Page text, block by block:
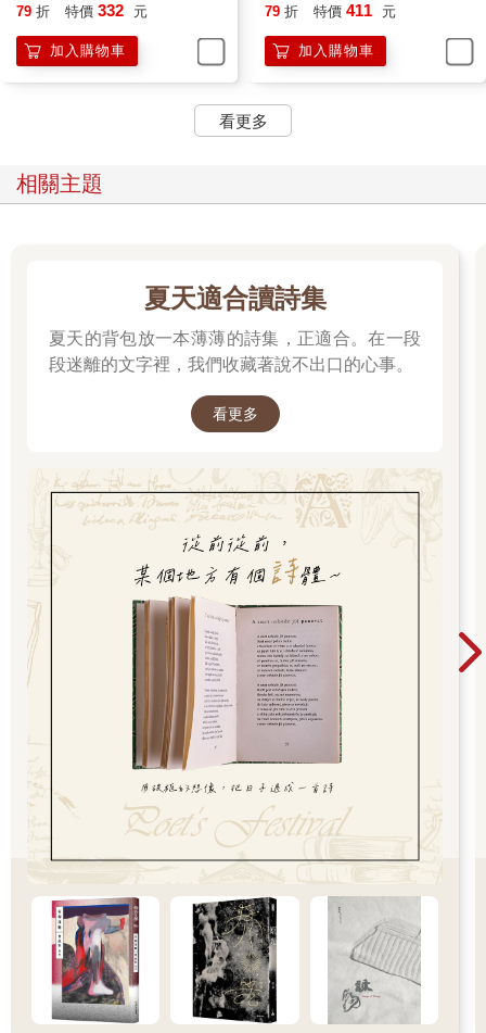
79 折 特價 332 元
加入購物車
79 折 特價 411 元
加入購物車
看更多
相關主題
夏天適合讀詩集
夏天的背包放一本薄薄的詩集，正適合。在一段
段迷離的文字裡，我們收藏著說不出口的心事。
看更多